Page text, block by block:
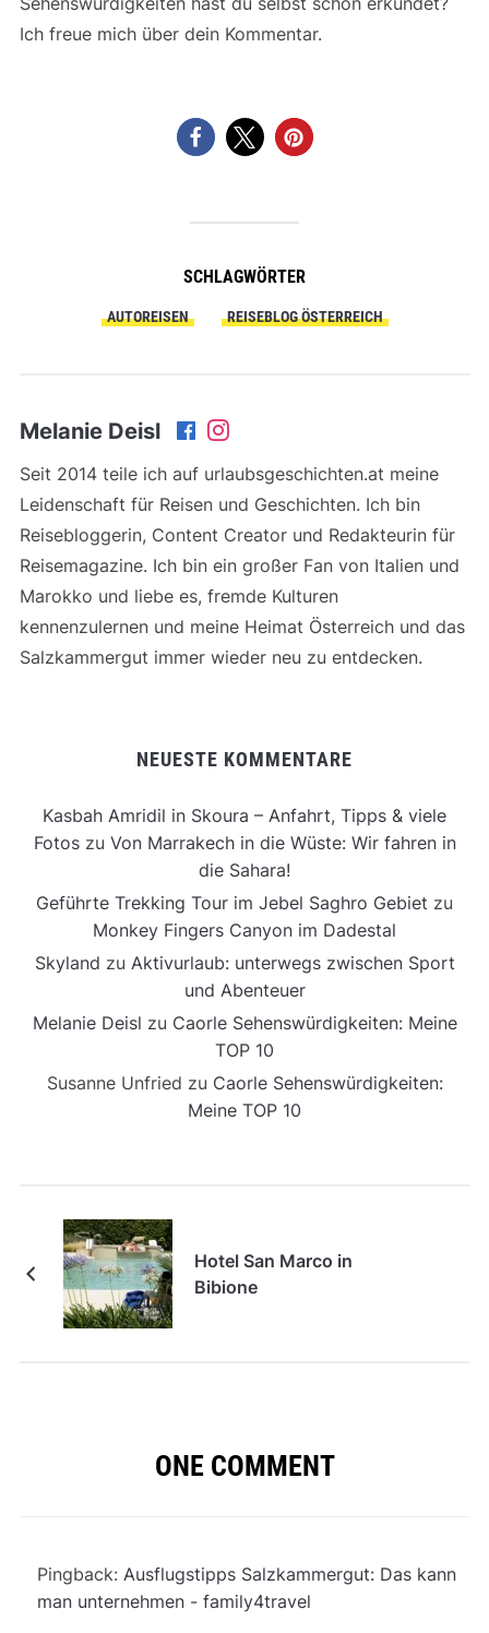
Ich freue mich über dein Kommentar.
SCHLAGWÖRTER
AUTOREISEN REISEBLOG ÖSTERREICH
Melanie Deisl
Seit 2014 teile ich auf urlaubsgeschichten.at meine
Leidenschaft für Reisen und Geschichten. Ich bin
Reisebloggerin, Content Creator und Redakteurin für
Reisemagazine. Ich bin ein großer Fan von Italien und
Marokko und liebe es, fremde Kulturen
kennenzulernen und meine Heimat Österreich und das
Salzkammergut immer wieder neu zu entdecken.
NEUESTE KOMMENTARE
Kasbah Amridil in Skoura – Anfahrt, Tipps & viele
Fotoszu Von Marrakech in die Wüste: Wir fahren in
die Sahara!
Geführte Trekking Tour im Jebel Saghro Gebiet zu
Monkey Fingers Canyon im Dadestal
Skyland zu Aktivurlaub: unterwegs zwischen Sport
und Abenteuer
Melanie Deisl zu Caorle Sehenswürdigkeiten: Meine
TOP 10
Susanne Unfried zu Caorle Sehenswürdigkeiten:
Meine TOP 10
Hotel San Marco in
Bibione
ONE COMMENT
Pingback: Ausflugstipps Salzkammergut: Das kann
man unternehmen - family4travel